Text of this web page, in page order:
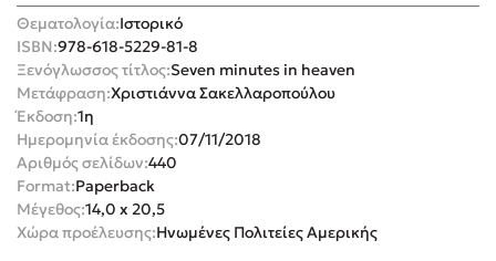
Η μέθοδος Αφήστε τους
Δημοφιλείς Συγγραφείς
Φυστίκι ΠουΚυλάει
Θεματολογία:Ιστορικό
ISBN:978-618-5229-81-8
Ξενόγλωσσος τίτλος:Seven minutes in heaven
Μετάφραση:Χριστιάννα Σακελλαροπούλου
Έκδοση:1η
Ημερομηνία έκδοσης:07/11/2018
Αριθμός σελίδων:440
Format:Paperback
Μέγεθος:14,0 x 20,5
Χώρα προέλευσης:Ηνωμένες Πολιτείες Αμερικής